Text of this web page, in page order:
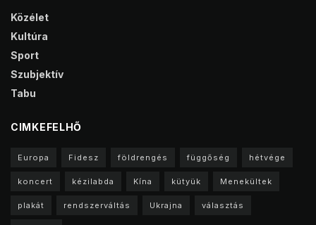
Közélet
Kultúra
Sport
Szubjektív
Tabu
CIMKEFELHŐ
Europa Fidesz földrengés függőség hétvége
koncert kézilabda Kína kütyük Menekültek
plakát rendszerváltás Ukrajna választás